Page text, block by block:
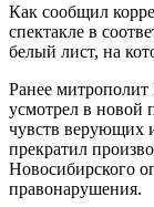
Как сообщил
спектакле в
белый лист, на
Ранее
усмотрел в новой
чувств верующих
прекратил
Новосибирского
правонарушения.